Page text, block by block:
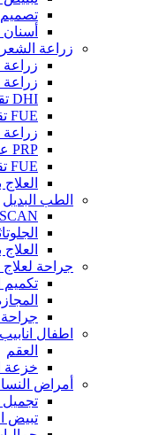
تصميم
أسنان
زراعة الشعر
زراعة
DHI تقنية
FUE تقنية
PRP علاج الشعر بتقنية
FUE تقنية
الطب البديل
جراحة لعلاج
تكميم
جراحة
اطفال انابيب
العقم
خزعة
أمراض
تجميل
تبيض